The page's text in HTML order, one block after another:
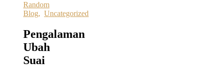
Random
Blog, Uncategorized
Pengalaman
Ubah
Suai